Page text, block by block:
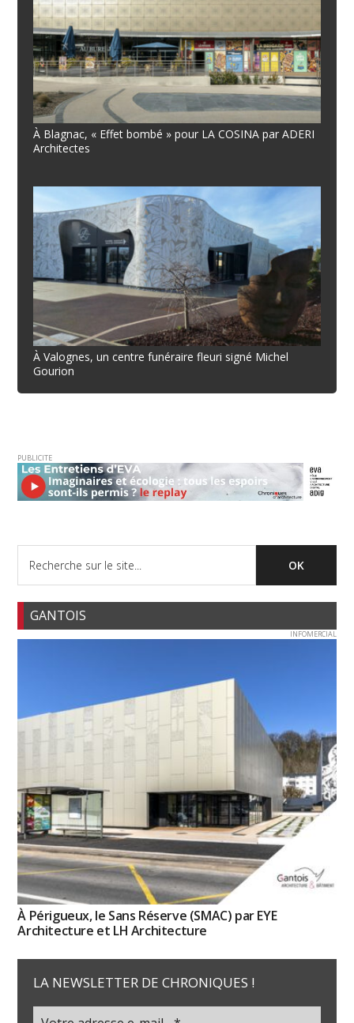
À Blagnac, « Effet bombé » pour LA COSINA par ADERI
Architectes
À Valognes, un centre funéraire fleuri signé Michel
Gourion
PUBLICITE
GANTOIS
INFOMERCIAL
À Périgueux, le Sans Réserve (SMAC) par EYE
Architecture et LH Architecture
LA NEWSLETTER DE CHRONIQUES !